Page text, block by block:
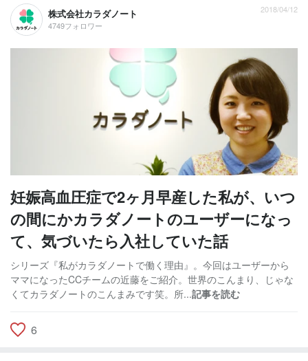
株式会社カラダノート
4749フォロワー
2018/04/12
妊娠高血圧症で2ヶ月早産した私が、いつ
の間にかカラダノートのユーザーになっ
て、気づいたら入社していた話
シリーズ『私がカラダノートで働く理由』。今回はユーザーから
ママになったCCチームの近藤をご紹介。世界のこんまり、じゃな
くてカラダノートのこんまみです笑。所...記事を読む
6